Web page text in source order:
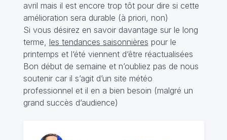
avril mais il est encore trop tôt pour dire si cette
amélioration sera durable (à priori, non)
Si vous désirez en savoir davantage sur le long
terme, les tendances saisonnières pour le
printemps et l‘été viennent d‘être réactualisées
Bon début de semaine et n’oubliez pas de nous
soutenir car il s’agit d’un site météo
professionnel et il en a bien besoin (malgré un
grand succès d’audience)